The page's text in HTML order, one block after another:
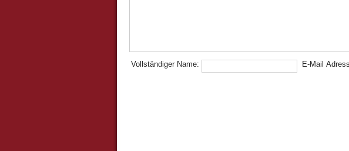
Vollständiger Name: E-Mail